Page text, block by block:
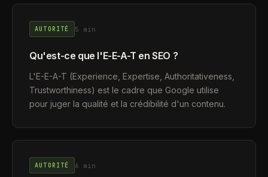
AUTORITÉ 5 min
Qu'est-ce que l'E-E-A-T en SEO ?
L'E-E-A-T (Experience, Expertise, Authoritativeness,
Trustworthiness) est le cadre que Google utilise
pour juger la qualité et la crédibilité d'un contenu.
AUTORITÉ 6 min